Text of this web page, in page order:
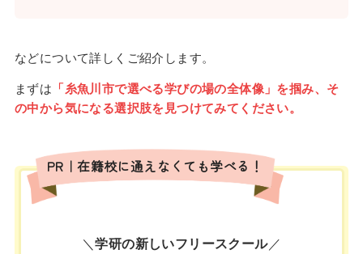
などについて詳しくご紹介します。
まずは 「糸魚川市で選べる学びの場の全体像」を掴み、そ
の中から気になる選択肢を見つけてみてください。
PR｜在籍校に通えなくても学べる！
＼学研の新しいフリースクール／